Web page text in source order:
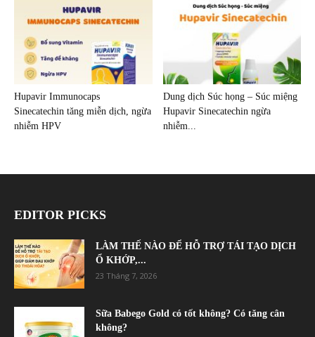
Hupavir Immunocaps
Sinecatechin tăng miễn dịch, ngừa
nhiễm HPV
Dung dịch Súc họng – Súc miệng
Hupavir Sinecatechin ngừa
nhiễm...
EDITOR PICKS
LÀM THẾ NÀO ĐỂ HỖ TRỢ TÁI TẠO DỊCH
Ổ KHỚP,...
23 Tháng 7, 2026
Sữa Babego Gold có tốt không? Có tăng cân
không?